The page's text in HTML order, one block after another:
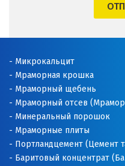
Микрокальцит
Мраморная крошка
Мраморный щебень
Мраморный отсев
Минеральный порошок
Мраморные плиты
Портландцемент (Цемент
Баритовый концентрат